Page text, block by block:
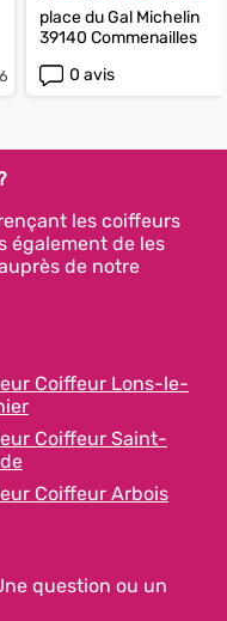
place du Gal Michelin
39140 Commenailles
0 avis
les coiffeurs
également de les
de notre
Coiffeur Lons-le-
Coiffeur Saint-
Coiffeur Arbois
question ou un